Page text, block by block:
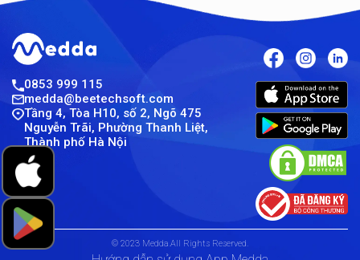
0853 999 115
medda@beetechsoft.com
Tầng 4, Tòa H10, số 2, Ngõ 475
Nguyễn Trãi, Phường Thanh Liệt,
Thành phố Hà Nội
© 2023 Medda.All Rights Reserved.